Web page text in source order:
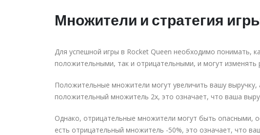
Множители и стратегия
Для успешной игры в Rocket Queen необходимо понимать,
положительными, так и отрицательными, и могут изменять
Положительные множители могут увеличить вашу
положительный множитель 2x, это означает, что ваша
Однако, отрицательные множители могут быть опасными,
есть отрицательный множитель -50%, это означает, что